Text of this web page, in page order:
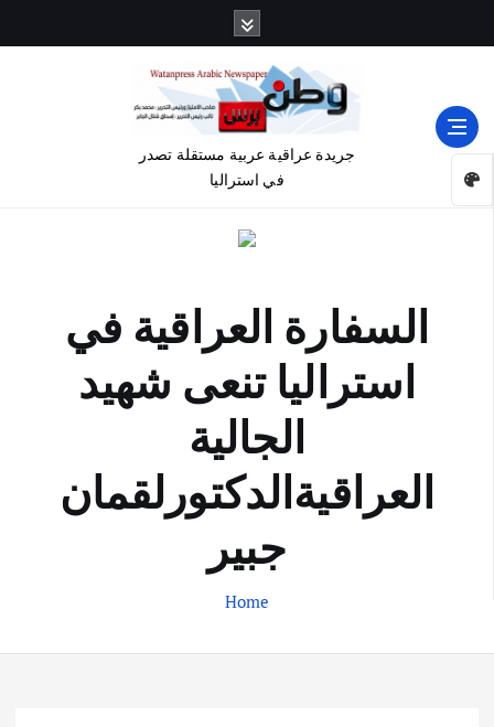
جريدة عراقية عربية مستقلة تصدر
في استراليا
السفارة العراقية في
استراليا تنعى شهيد
الجالية
العراقيةالدكتورلقمان
جبير
Home